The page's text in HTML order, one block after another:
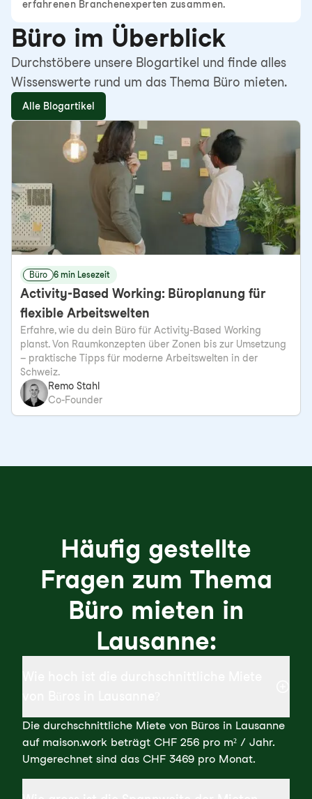
erfahrenen Branchenexperten zusammen.
Büro im Überblick
Durchstöbere unsere Blogartikel und finde alles
Wissenswerte rund um das Thema Büro mieten.
Alle Blogartikel
Büro 6 min Lesezeit
Activity-Based Working: Büroplanung für
flexible Arbeitswelten
Erfahre, wie du dein Büro für Activity-Based Working
planst. Von Raumkonzepten über Zonen bis zur Umsetzung
– praktische Tipps für moderne Arbeitswelten in der
Schweiz.
Remo Stahl
Co-Founder
Häufig gestellte
Fragen zum Thema
Büro mieten in
Lausanne:
Die durchschnittliche Miete von Büros in Lausanne
auf maison.work beträgt CHF 256 pro m² / Jahr.
Umgerechnet sind das CHF 3469 pro Monat.